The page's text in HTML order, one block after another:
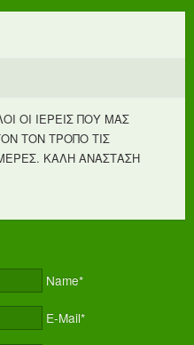
ΟΙ ΙΕΡΕΙΣ ΠΟΥ ΜΑΣ
ΤΟΝ ΤΡΟΠΟ ΤΙΣ
ΚΑΛΗ ΑΝΑΣΤΑΣΗ
Name*
E-Mail*